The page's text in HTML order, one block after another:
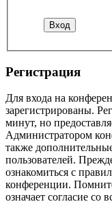
Регистрация
Для входа на
зарегистрированы.
минут, но
Администратором
также
пользователей.
ознакомиться с
конференции.
означает согласие со